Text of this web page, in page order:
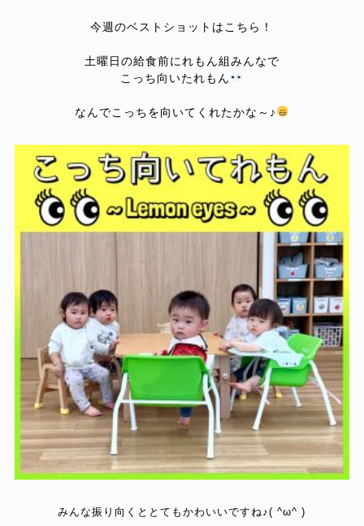
今週のベストショットはこちら！
土曜日の給食前にれもん組みんなで
こっち向いたれもん
なんでこっちを向いてくれたかな～♪
みんな振り向くととてもかわいいですね♪( ^ω^ )